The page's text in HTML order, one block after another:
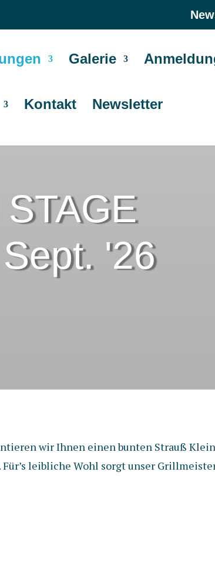
Galerie
Kontakt Newsletter
'26
wir Ihnen einen bunten Strauß
leibliche Wohl sorgt unser